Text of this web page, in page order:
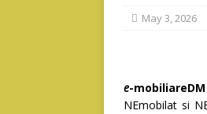
May 3, 2026
e-mobiliareDM
NEmobilat si